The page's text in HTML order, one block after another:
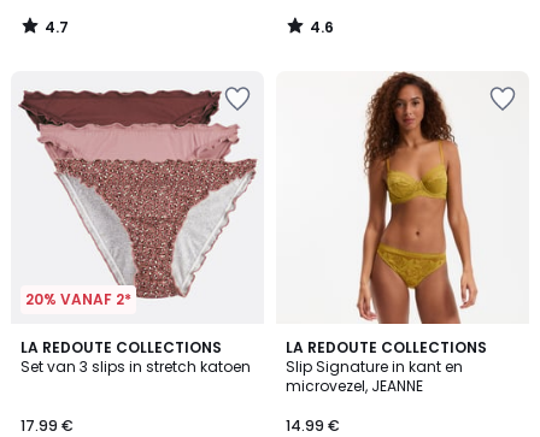
4.7
/
4.6
/
20% VANAF 2*
LA REDOUTE COLLECTIONS
Set van 3 slips in stretch katoen
17.99 €
4.6
/ 5
LA REDOUTE COLLECTIONS
Slip Signature in kant en
microvezel, JEANNE
14.99 €
4.8
/ 5